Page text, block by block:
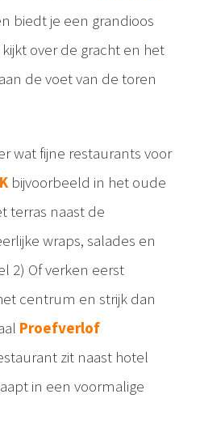
biedt je een grandioos
over de gracht en het
de voet van de toren
wat fijne restaurants voor
bijvoorbeeld in het oude
terras naast de
wraps, salades en
2) Of verken eerst
centrum en strijk dan
Proefverlof
zit naast hotel
in een voormalige